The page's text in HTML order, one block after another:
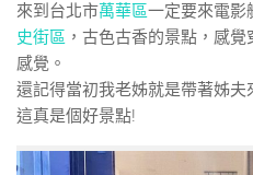
來到台北市萬華區一定要來電影
史街區 ，古色古香的景點，感
感覺。
還記得當初我老姊就是帶著姊
這真是個好景點!